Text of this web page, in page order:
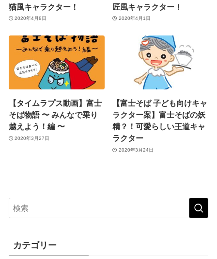
猫風キャラクター！
2020年4月8日
匠風キャラクター！
2020年4月1日
【タイムラプス動画】富士
そば物語 〜 みんなで乗り
越えよう！編 〜
2020年3月27日
【富士そば 子ども向けキャ
ラクター案】富士そばの妖
精？！可愛らしい王道キャ
ラクター
2020年3月24日
カテゴリー